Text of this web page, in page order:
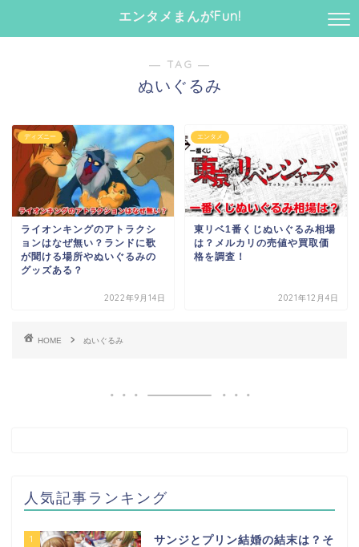
エンタメまんがFun!
― TAG ―
ぬいぐるみ
ディズニー
ライオンキングのアトラクシ
ョンはなぜ無い？ランドに歌
が聞ける場所やぬいぐるみの
グッズある？
2022年9月14日
エンタメ
東リベ1番くじぬいぐるみ相場
は？メルカリの売値や買取価
格を調査！
2021年12月4日
HOME ぬいぐるみ
人気記事ランキング
1
サンジとプリン結婚の結末は？そ